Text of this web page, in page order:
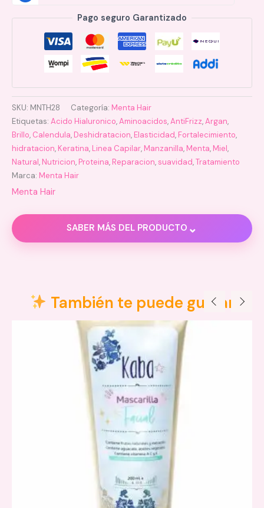
Pago seguro Garantizado
SKU: MNTH28 Categoría: Menta Hair
Etiquetas: Acido Hialuronico,Aminoacidos,AntiFrizz,Argan,
Brillo, Calendula, Deshidratacion, Elasticidad, Fortalecimiento,
hidratacion, Keratina, Linea Capilar, Manzanilla, Menta, Miel,
Natural, Nutricion, Proteina, Reparacion,suavidad,Tratamiento
Marca: Menta Hair
Menta Hair
SABER MÁS DEL PRODUCTO ⌄
También te puede gustar